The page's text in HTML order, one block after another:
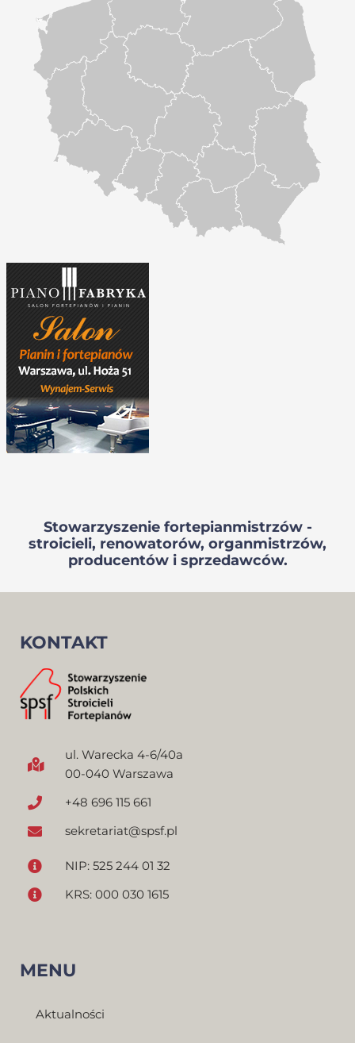
Stowarzyszenie fortepianmistrzów -
stroicieli, renowatorów, organmistrzów,
producentów i sprzedawców.
KONTAKT
ul. Warecka 4-6/40a
00-040 Warszawa
+48 696 115 661
sekretariat@spsf.pl
NIP: 525 244 01 32
KRS: 000 030 1615
MENU
Aktualności